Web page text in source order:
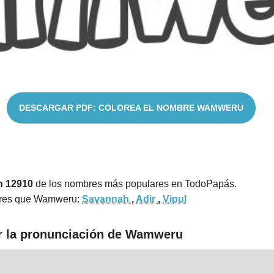
DESCARGAR PDF: COLOREA EL NOMBRE WAMWERU
12910 de los nombres más populares en TodoPapás.
que Wamweru: Savannah , Adir , Vipul
pronunciación de Wamweru